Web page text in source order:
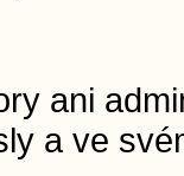
ani
a ve